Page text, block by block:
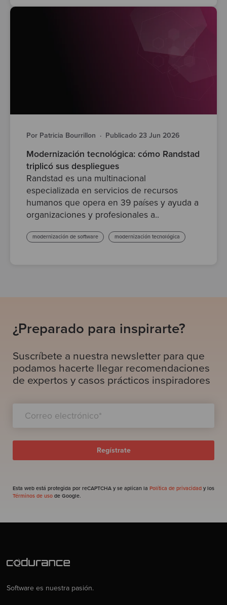
Por Patricia Bourrillon · Publicado 23 Jun 2026
Modernización tecnológica: cómo Randstad
triplicó sus despliegues
Randstad es una multinacional
especializada en servicios de recursos
humanos que opera en 39 países y ayuda a
organizaciones y profesionales a..
modernización de software modernización tecnológica
¿Preparado para inspirarte?
Suscríbete a nuestra newsletter para que
podamos hacerte llegar recomendaciones
de expertos y casos prácticos inspiradores
Esta web está protegida por reCAPTCHA y se aplican la Política de privacidad y los
Términos de uso de Google.
Software es nuestra pasión.